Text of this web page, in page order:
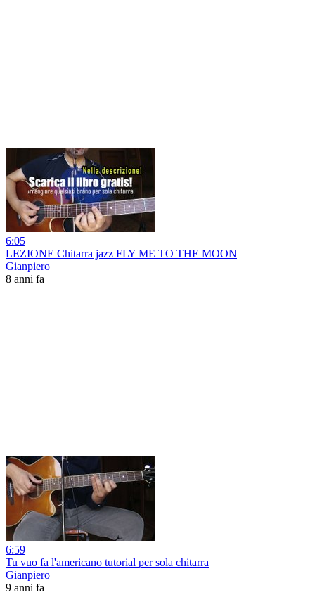
6:05
LEZIONE Chitarra jazz FLY ME TO THE MOON
Gianpiero
8 anni fa
6:59
Tu vuo fa l'americano tutorial per sola chitarra
Gianpiero
9 anni fa